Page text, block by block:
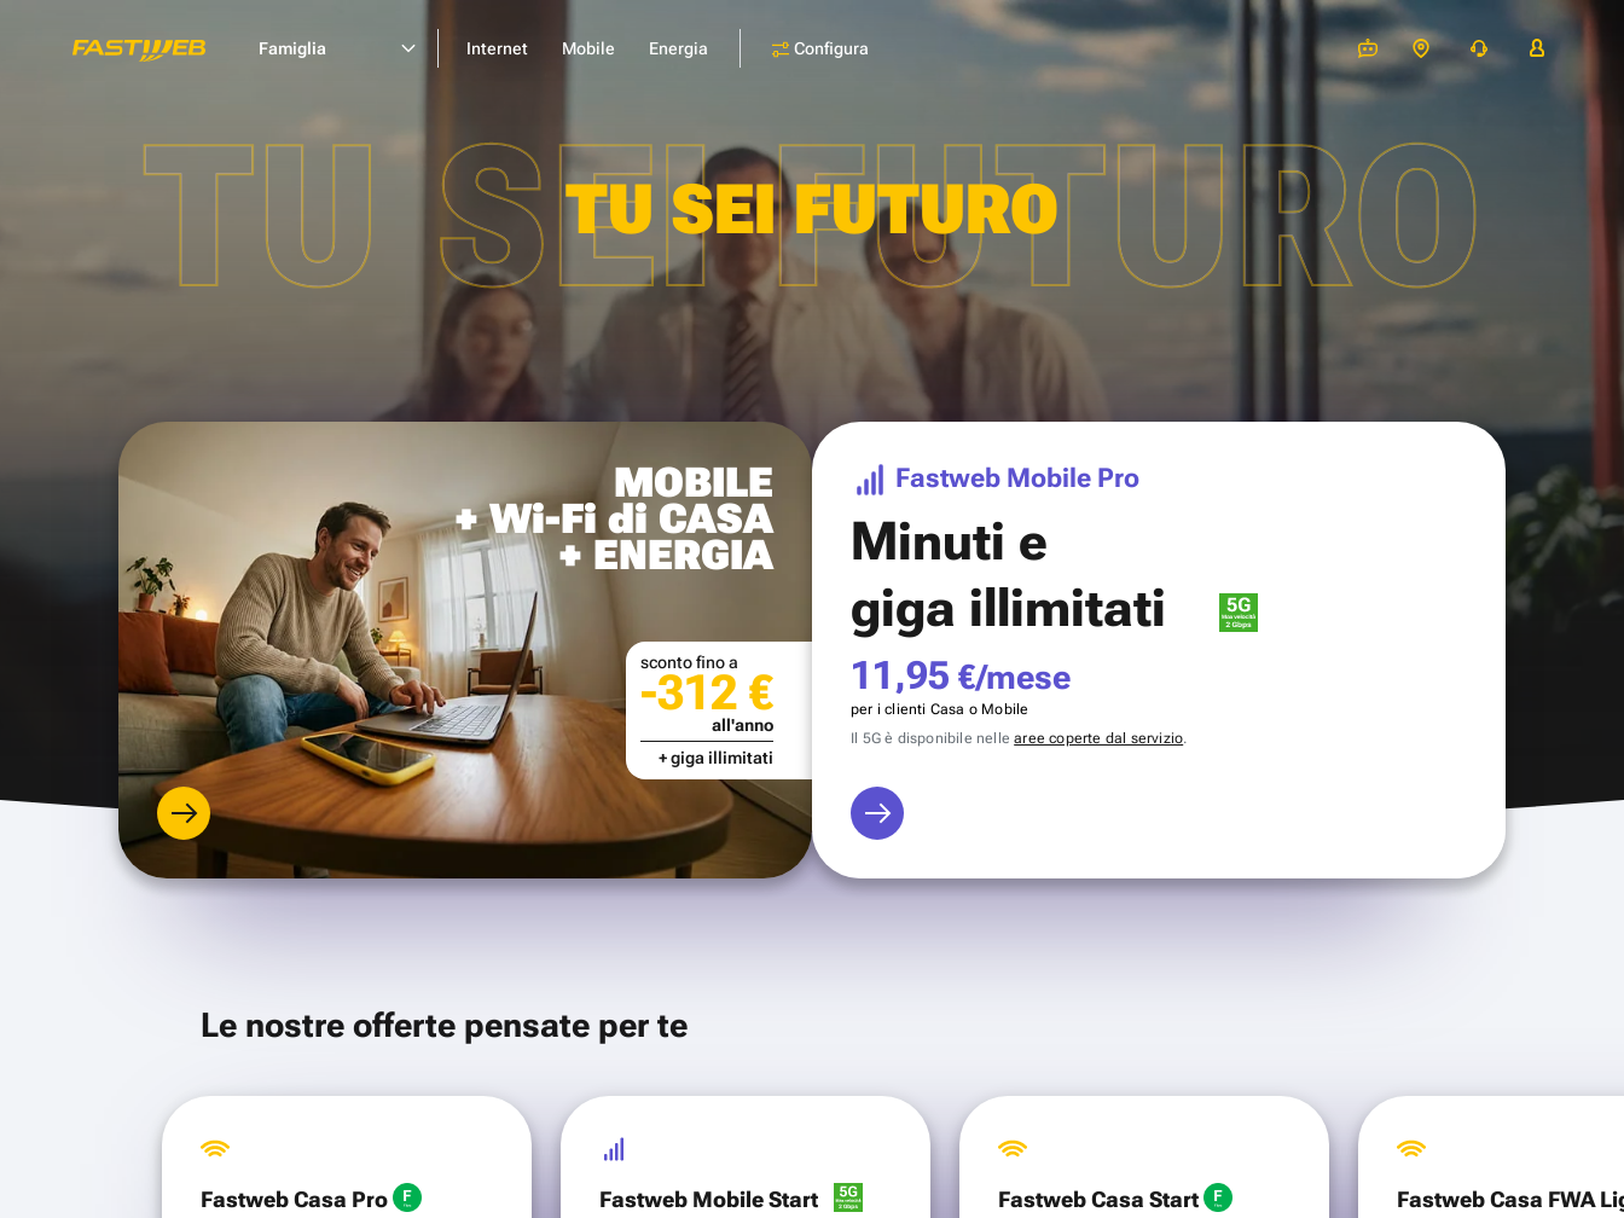
Famiglia Internet Mobile Energia Configura
TU SEI FUTURO
TU SEI FUTURO
MOBILE
+ Wi-Fi di CASA
+ ENERGIA
sconto fino a
-312 €
all'anno
+ giga illimitati
Fastweb Mobile Pro
Minuti e
giga illimitati
11,95 €/mese
per i clienti Casa o Mobile
Il 5G è disponibile nellearee coperte dal servizio.
Le nostre offerte pensate per te
Fastweb Casa Pro Fastweb Mobile Start Fastweb Casa Start Fastweb Casa FWA